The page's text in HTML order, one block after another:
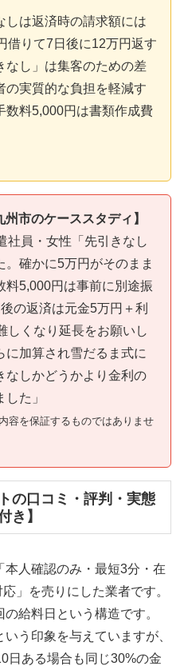
しは返済時の請求額には
借りて7日後に12万円返す
なし」は集客のための差
の実質的な負担を軽減す
数料5,000円は書類作成費
市のケーススタディ】
社員・女性「先引きなし
確かに5万円がそのまま
料5,000円は事前に別途振
の返済は元金5万円＋利
しくなり延長をお願いし
に加算され雪だるま式に
なしかどうかより金利の
た」
容を保証するものではありませ
の口コミ・評判・実態
き】
本人確認のみ・最短3分・在
」を売りにした業者です。
給料日という構造です。
う印象を与えていますが、
日ある場合も同じ30%の金